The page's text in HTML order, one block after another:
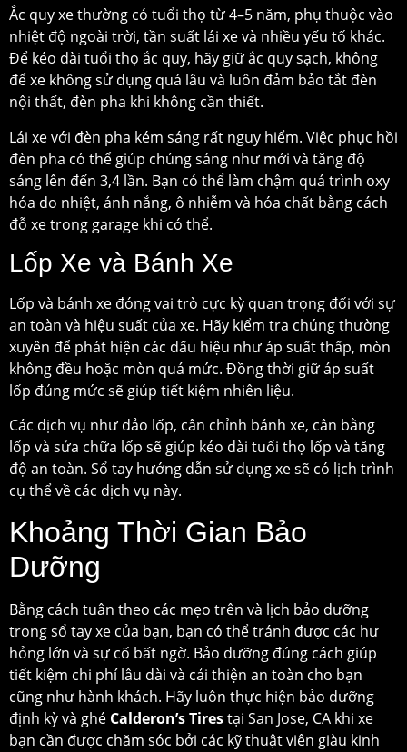
Ắc quy xe thường có tuổi thọ từ 4–5 năm, phụ thuộc vào
nhiệt độ ngoài trời, tần suất lái xe và nhiều yếu tố khác.
Để kéo dài tuổi thọ ắc quy, hãy giữ ắc quy sạch, không
để xe không sử dụng quá lâu và luôn đảm bảo tắt đèn
nội thất, đèn pha khi không cần thiết.
Lái xe với đèn pha kém sáng rất nguy hiểm. Việc phục hồi
đèn pha có thể giúp chúng sáng như mới và tăng độ
sáng lên đến 3,4 lần. Bạn có thể làm chậm quá trình oxy
hóa do nhiệt, ánh nắng, ô nhiễm và hóa chất bằng cách
đỗ xe trong garage khi có thể.
Lốp Xe và Bánh Xe
Lốp và bánh xe đóng vai trò cực kỳ quan trọng đối với sự
an toàn và hiệu suất của xe. Hãy kiểm tra chúng thường
xuyên để phát hiện các dấu hiệu như áp suất thấp, mòn
không đều hoặc mòn quá mức. Đồng thời giữ áp suất
lốp đúng mức sẽ giúp tiết kiệm nhiên liệu.
Các dịch vụ như đảo lốp, cân chỉnh bánh xe, cân bằng
lốp và sửa chữa lốp sẽ giúp kéo dài tuổi thọ lốp và tăng
độ an toàn. Sổ tay hướng dẫn sử dụng xe sẽ có lịch trình
cụ thể về các dịch vụ này.
Khoảng Thời Gian Bảo
Dưỡng
Bằng cách tuân theo các mẹo trên và lịch bảo dưỡng
trong sổ tay xe của bạn, bạn có thể tránh được các hư
hỏng lớn và sự cố bất ngờ. Bảo dưỡng đúng cách giúp
tiết kiệm chi phí lâu dài và cải thiện an toàn cho bạn
cũng như hành khách. Hãy luôn thực hiện bảo dưỡng
định kỳ và ghé Calderon’s Tirestại San Jose, CA khi xe
bạn cần được chăm sóc bởi các kỹ thuật viên giàu kinh